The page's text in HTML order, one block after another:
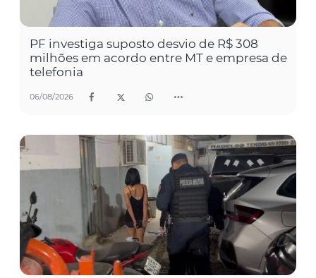
PF investiga suposto desvio de R$ 308
milhões em acordo entre MT e empresa de
telefonia
06/08/2026